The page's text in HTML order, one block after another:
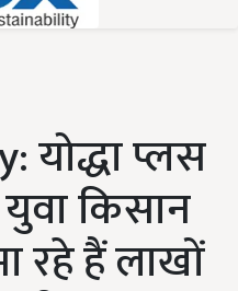
योद्धा प्लस
किसान
रहे हैं लाखों